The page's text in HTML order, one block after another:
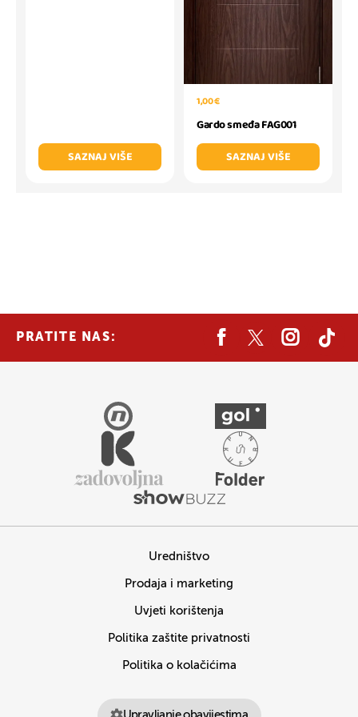
SAZNAJ VIŠE
1,00 €
Gardo smeđa FAG001
SAZNAJ VIŠE
PRATITE NAS:
Uredništvo
Prodaja i marketing
Uvjeti korištenja
Politika zaštite privatnosti
Politika o kolačićima